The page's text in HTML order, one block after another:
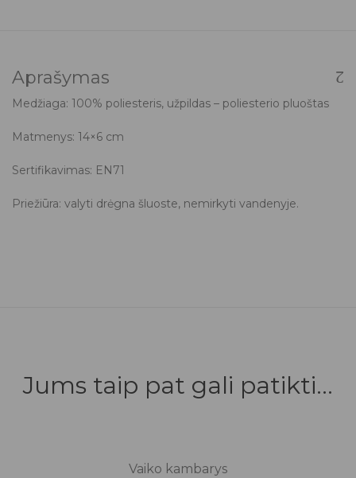
Aprašymas
Medžiaga: 100% poliesteris, užpildas – poliesterio pluoštas
Matmenys: 14×6 cm
Sertifikavimas: EN71
Priežiūra: valyti drėgna šluoste, nemirkyti vandenyje.
Jums taip pat gali patikti...
Vaiko kambarys